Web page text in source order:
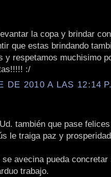
la copa y brindar
que estas brindando
y respetamos muchisimo
:/
DE 2010 A LAS 12:14
también que pase
le traiga paz y
avecina pueda
trabajo.